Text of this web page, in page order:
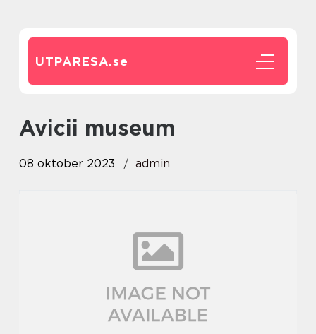
UTPÅRESA.se
avicii museum
08 oktober 2023 admin